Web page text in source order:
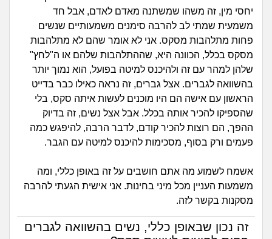
הורות ומשפחה
מתבגרים
מהבקו"ם... ועד מתי?!
לימודים וסטודנטים
חברים ואנשים
בית, שכנים ושותפים
יחסי מין, זה משהו שמשתנה מאדם לאדם, אבל חד
משמעית שמתי לב להרבה סימנים משמעותיים שנשים
פחות מתלהבות מסקס. אני לא אומר שהם לא מתלהבות
מסקס בכלל, הכוונה היא, שההתלהבות שלהם או ה"לחץ"
שלהן למהר עם זה ולהיכנס למיטה בפועל, הוא נמוך יותר
בהשוואה לגברים. אצל גברים, זה נראה כאילו כבר בדייט
הראשון עם אישה הם היו מוכנים לעשות איתה סקס, בלי
שהספיקו להכיר אותה בכלל. אבל אצל נשים, זה בדיוק
ההפך, הם רוצות להכיר קודם, לדבר הרבה, להיפגש כמה
פעמים ורק בסוף, מסכימות להיכנס למיטה עם הגבר.
אשמח לשמוע מה אתם חושבים על זה באופן כללי, ומה
משמעות העניין מכל מיני בחינות. אני אישית הגעתי להרבה
מסקנות בקשר לזה.
זה נכון שבאופן כללי, נשים בהשוואה לגברים